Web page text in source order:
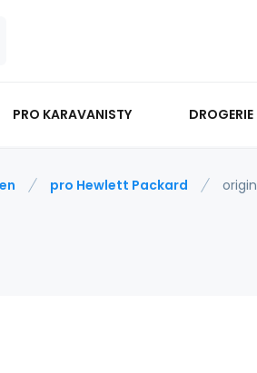
PRO KARAVANISTY DROGERIE
PRO ŠKOLÁKYpro Hewlett Packard